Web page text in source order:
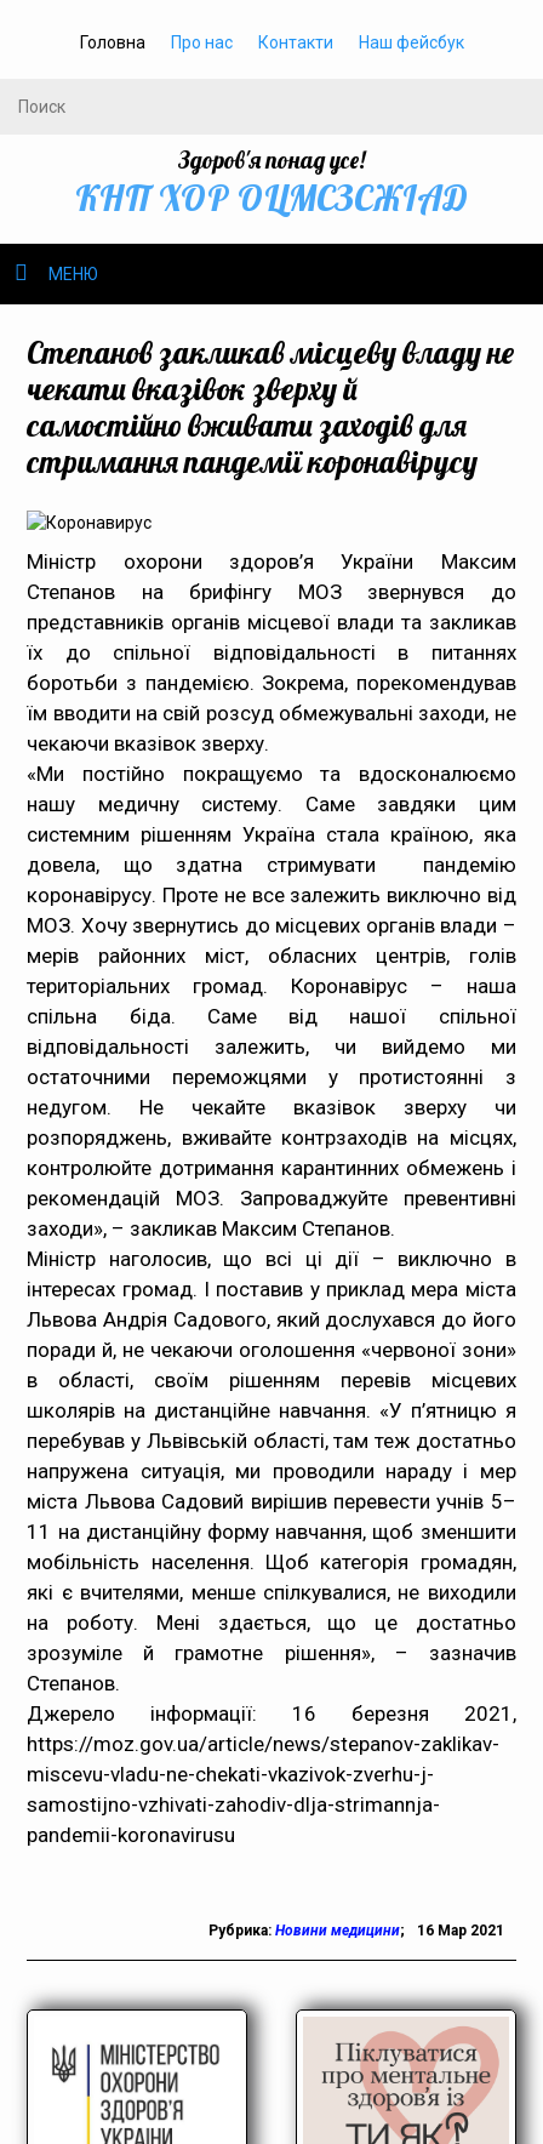
Головна Про нас Контакти Наш фейсбук
Здоров'я понад усе!
КНП ХОР ОЦМСЗСЖIАД
МЕНЮ
Громадське здоров’я
Безбар’єрність
Громадянам
Медпрацівникам
Статистика
Документи
Карта сайта
Степанов закликав місцеву владу не
чекати вказівок зверху й
самостійно вживати заходів для
стримання пандемії коронавірусу
Міністр охорони здоров’я України Максим
Степанов на брифінгу МОЗ звернувся до
представників органів місцевої влади та закликав
їх до спільної відповідальності в питаннях
боротьби з пандемією. Зокрема, порекомендував
їм вводити на свій розсуд обмежувальні заходи, не
чекаючи вказівок зверху.
«Ми постійно покращуємо та вдосконалюємо
нашу медичну систему. Саме завдяки цим
системним рішенням Україна стала країною, яка
довела, що здатна стримувати пандемію
коронавірусу. Проте не все залежить виключно від
МОЗ. Хочу звернутись до місцевих органів влади –
мерів районних міст, обласних центрів, голів
територіальних громад. Коронавірус – наша
спільна біда. Саме від нашої спільної
відповідальності залежить, чи вийдемо ми
остаточними переможцями у протистоянні з
недугом. Не чекайте вказівок зверху чи
розпоряджень, вживайте контрзаходів на місцях,
контролюйте дотримання карантинних обмежень і
рекомендацій МОЗ. Запроваджуйте превентивні
заходи», – закликав Максим Степанов.
Міністр наголосив, що всі ці дії – виключно в
інтересах громад. І поставив у приклад мера міста
Львова Андрія Садового, який дослухався до його
поради й, не чекаючи оголошення «червоної зони»
в області, своїм рішенням перевів місцевих
школярів на дистанційне навчання. «У п’ятницю я
перебував у Львівській області, там теж достатньо
напружена ситуація, ми проводили нараду і мер
міста Львова Садовий вирішив перевести учнів 5–
11 на дистанційну форму навчання, щоб зменшити
мобільність населення. Щоб категорія громадян,
які є вчителями, менше спілкувалися, не виходили
на роботу. Мені здається, що це достатньо
зрозуміле й грамотне рішення», – зазначив
Степанов.
Джерело інформації: 16 березня 2021,
https://moz.gov.ua/article/news/stepanov-zaklikav-
miscevu-vladu-ne-chekati-vkazivok-zverhu-j-
samostijno-vzhivati-zahodiv-dlja-strimannja-
pandemii-koronavirusu
Рубрика: Новини медицини; 16 Мар 2021